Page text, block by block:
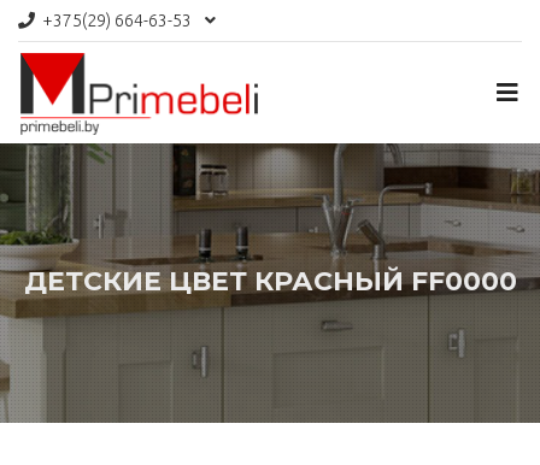
+375(29) 664-63-53
ДЕТСКИЕ ЦВЕТ КРАСНЫЙ FF0000